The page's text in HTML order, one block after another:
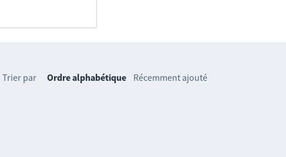
Trier par Ordre alphabétique Récemment ajouté